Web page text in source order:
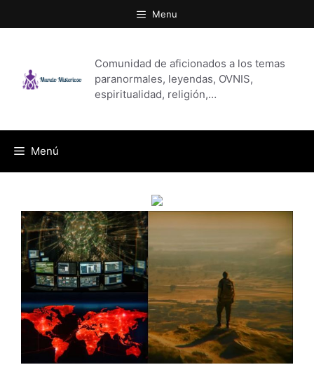
al
Menu
Comunidad de aficionados a los temas
paranormales, leyendas, OVNIS,
espiritualidad, religión,…
Menú